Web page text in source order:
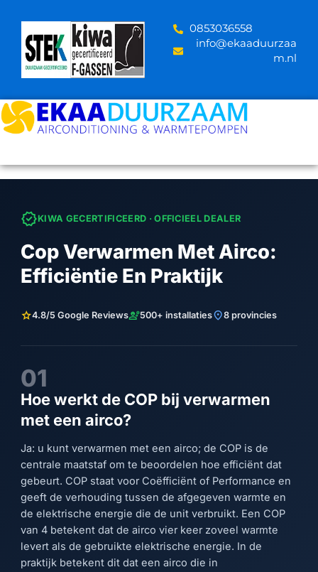
content
‪0853036558
info@ekaaduurzaa
m.nl
verifiedKIWA GECERTIFICEERD · OFFICIEEL DEALER
Cop Verwarmen Met Airco:
Efficiëntie En Praktijk
star4.8/5 Google Reviewsengineering500+ installatieslocation_on8 provincies
01
Hoe werkt de COP bij verwarmen
met een airco?
Ja: u kunt verwarmen met een airco; de COP is de
centrale maatstaf om te beoordelen hoe efficiënt dat
gebeurt. COP staat voor Coëfficiënt of Performance en
geeft de verhouding tussen de afgegeven warmte en
de elektrische energie die de unit verbruikt. Een COP
van 4 betekent dat de airco vier keer zoveel warmte
levert als de gebruikte elektrische energie. In de
praktijk betekent dit dat een airco die in